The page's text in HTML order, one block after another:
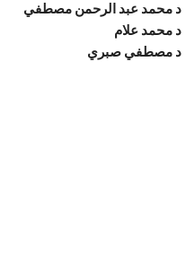
د محمد عبد الرحمن مصطفي
د محمد علام
د مصطفي صبري